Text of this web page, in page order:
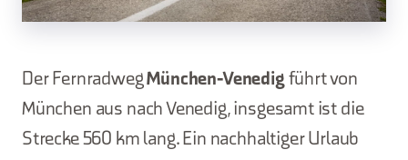
Der FernradwegMünchen-Venedigführt von
München aus nach Venedig, insgesamt ist die
Strecke 560 km lang. Ein nachhaltiger Urlaub